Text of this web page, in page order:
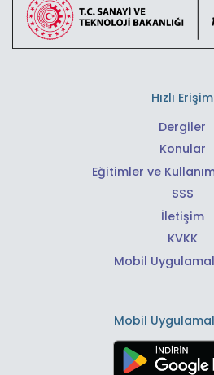
Hızlı Erişim
Dergiler
Konular
Eğitimler ve
SSS
İletişim
KVKK
Mobil
Mobil